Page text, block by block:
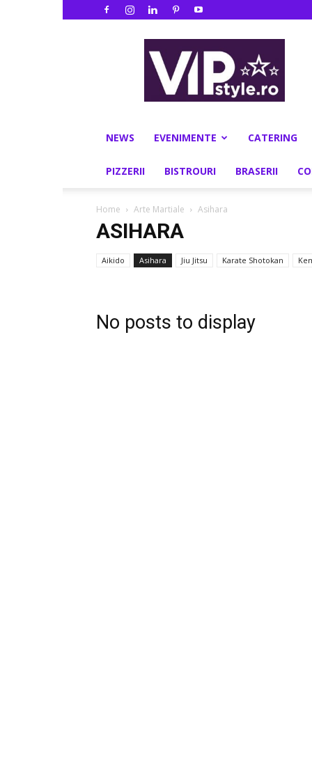
NEWS EVENIMENTE CATERING
PIZZERII BISTROURI BRASERII
Home Arte Martiale Asihara
ASIHARA
Aikido Asihara Jiu Jitsu Karate Shotokan
No posts to display